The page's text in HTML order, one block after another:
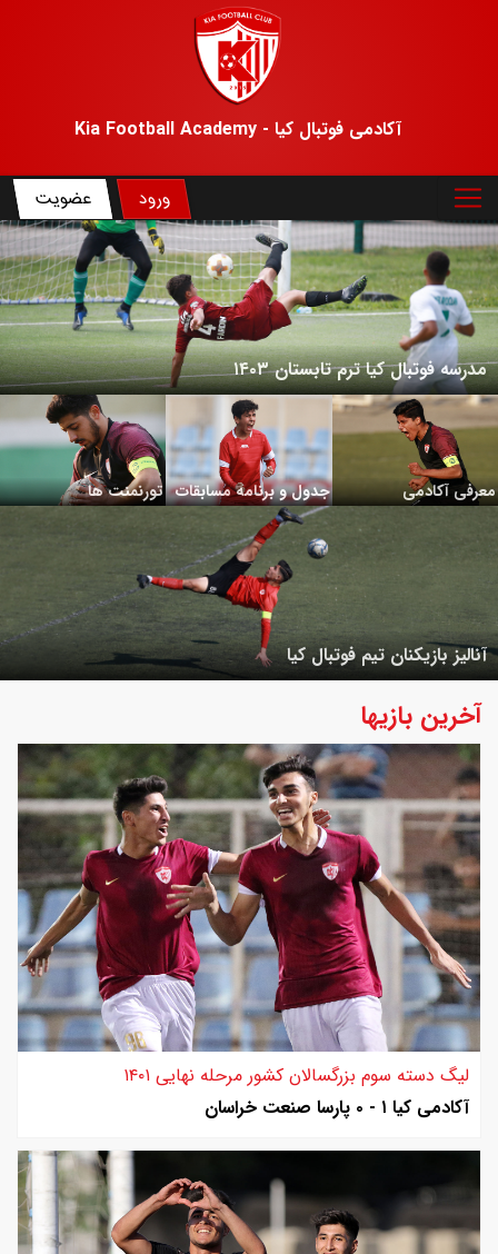
آکادمی فوتبال کیا - Kia Football Academy
ورود عضویت
مدرسه فوتبال کیا ترم تابستان ۱۴۰۳
معرفی آکادمی جدول و برنامه مسابقات تورنمنت ها
آنالیز بازیکنان تیم فوتبال کیا
آخرین بازیها
لیگ دسته سوم بزرگسالان کشور مرحله نهایی ۱۴۰۱
آکادمی کیا ۱ - ۰ پارسا صنعت خراسان